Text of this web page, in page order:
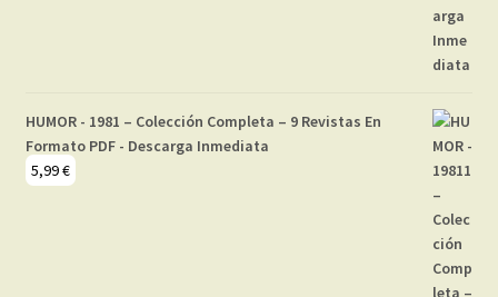
HUMOR - 1981 – Colección Completa – 9 Revistas En
Formato PDF - Descarga Inmediata
5,99€